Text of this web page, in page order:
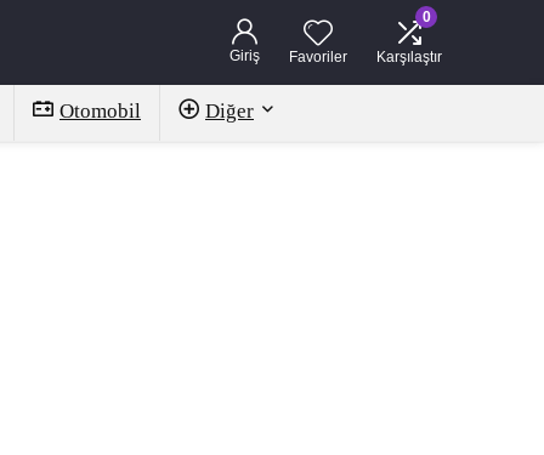
Giriş Favoriler
0
Karşılaştır
Otomobil Diğer